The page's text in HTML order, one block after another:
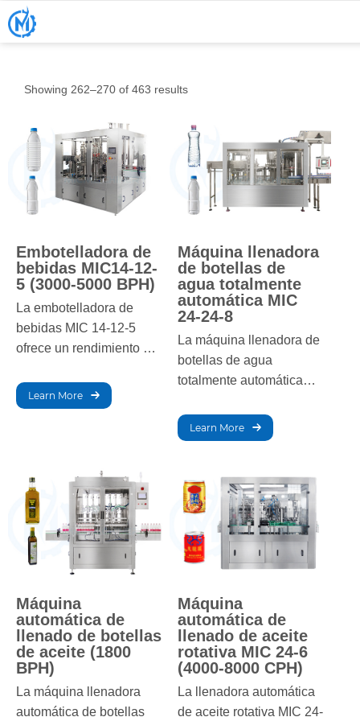
Showing 262–270 of 463 results
Embotelladora de
bebidas MIC14-12-
5 (3000-5000 BPH)
La embotelladora de
bebidas MIC 14-12-5
ofrece un rendimiento de
capacidad de 3000 a
5000 BPH. Ideal para la
llenado, tapado y
etiquetado precisos para
un embotellado eficiente
y de alta calidad.
Learn More
Máquina llenadora
de botellas de
agua totalmente
automática MIC
24-24-8
La máquina llenadora de
botellas de agua
totalmente automática
llena y tapa botellas
eficientemente en un
un embotellado de agua
rápido y preciso con un
rendimiento confiable.
Learn More
Máquina
automática de
llenado de botellas
de aceite (1800
BPH)
La máquina llenadora
automática de botellas
Máquina
automática de
llenado de aceite
rotativa MIC 24-6
(4000-8000 CPH)
La llenadora automática
de aceite rotativa MIC 24-